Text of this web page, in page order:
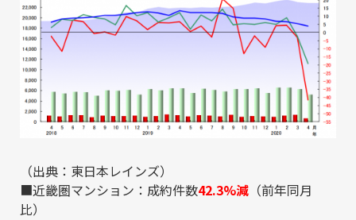
（出典： 東日本レインズ）
■近畿圏マンション：成約件数42.3%減 （前年同月
比）